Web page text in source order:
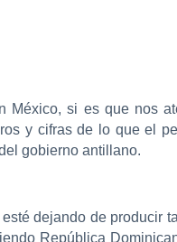
si es que nos
y cifras de lo que el
gobierno antillano.
dejando de producir
República